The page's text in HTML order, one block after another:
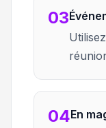
03
04En